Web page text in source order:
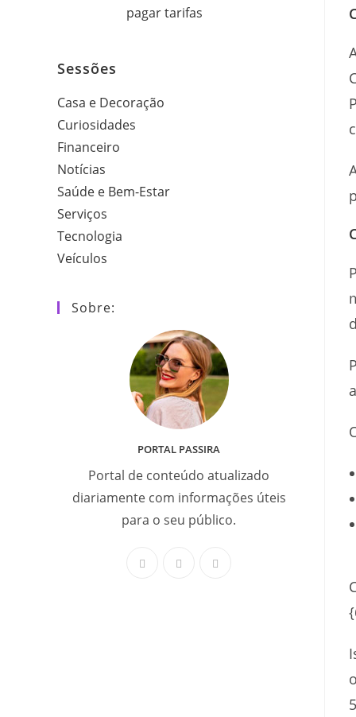
pagar tarifas
Sessões
Casa e Decoração
Curiosidades
Financeiro
Notícias
Saúde e Bem-Estar
Serviços
Tecnologia
Veículos
Sobre:
PORTAL PASSIRA
Portal de conteúdo atualizado
diariamente com informações úteis
para o seu público.